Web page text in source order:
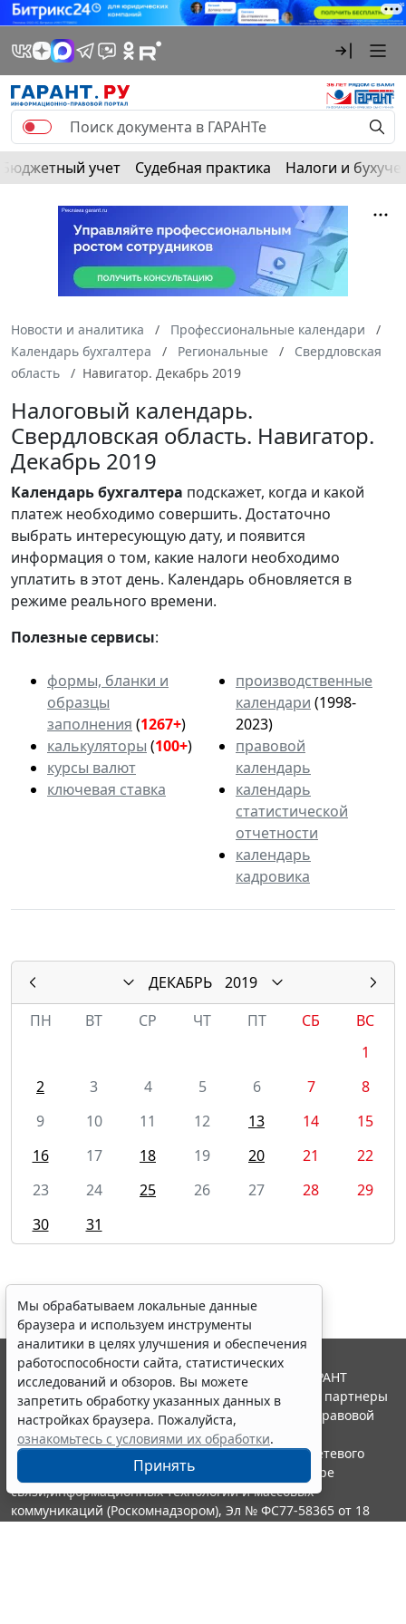
Бюджетный учет Судебная практика Налоги и
Новости и аналитика
Профессиональные календари
Календарь бухгалтера
Региональные
Свердловская
область
Навигатор. Декабрь 2019
Налоговый календарь.
Свердловская область. Навигатор.
Декабрь 2019
Календарьбухгалтера подскажет, когда и какой
платеж необходимо совершить. Достаточно
выбрать интересующую дату, и появится
информация о том, какие налоги необходимо
уплатить в этот день. Календарь обновляется в
режиме реального времени.
Полезные сервисы:
формы, бланки и
образцы
заполнения (1267+)
калькуляторы (100+)
курсы валют
ключевая ставка
производственные
календари (1998-
2023)
правовой
календарь
календарь
статистической
отчетности
календарь
кадровика
ДЕКАБРЬ
2019
ПН
ВТ СР ЧТ ПТ СБ
ВС
1
2
3 4 5 6 7
8
9
10 11 12 13 14
15
16
17 18 19 20 21
22
23
24 25 26 27 28
29
30
31
Мы обрабатываем локальные данные
браузера и используем инструменты
аналитики в целях улучшения и обеспечения
работоспособности сайта, статистических
исследований и обзоров. Вы можете
запретить обработку указанных данных в
настройках браузера. Пожалуйста,
ознакомьтесь с условиями их обработки.
Принять
© ООО "НПП "ГАРАНТ-СЕРВИС", 2026. Система ГАРАНТ
выпускается с 1990 года. Компания "Гарант" и ее партнеры
являются участниками Российской ассоциации правовой
информации ГАРАНТ.
Портал ГАРАНТ.РУ зарегистрирован в качестве сетевого
издания Федеральной службой по надзору в сфере
связи,информационных технологий и массовых
коммуникаций (Роскомнадзором), Эл № ФС77-58365 от 18